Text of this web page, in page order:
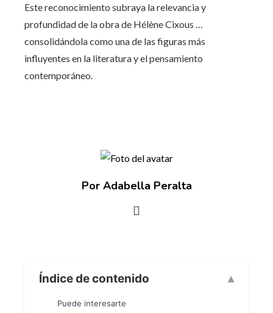
Este reconocimiento subraya la relevancia y
profundidad de la obra de Hélène Cixous …
consolidándola como una de las figuras más
influyentes en la literatura y el pensamiento
contemporáneo.
Por Adabella Peralta
Índice de contenido
Puede interesarte